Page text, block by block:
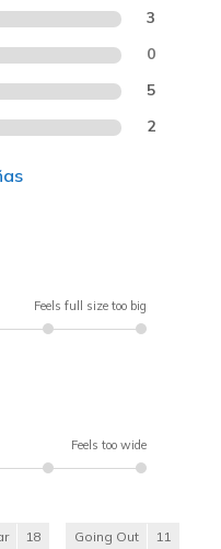
3
0
5
2
Feels full size too big
Feels too wide
18 Going Out 11